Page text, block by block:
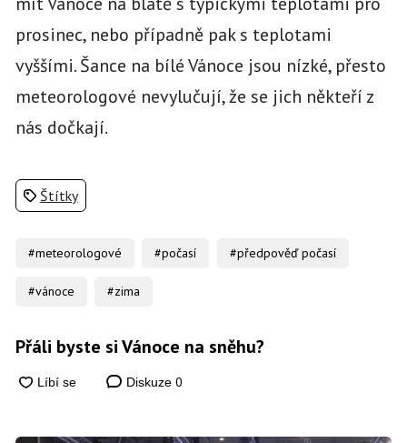
prosinec, nebo případně pak s teplotami
vyššími. Šance na bílé Vánoce jsou nízké, přesto
meteorologové nevylučují, že se jich někteří z
nás dočkají.
Štítky
#meteorologové #počasí #předpověď počasí
#vánoce #zima
Přáli byste si Vánoce na sněhu?
Diskuze 0